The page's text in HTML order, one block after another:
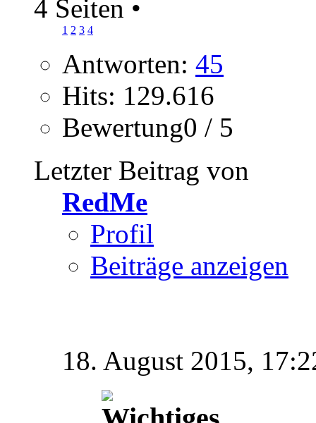
4 Seiten •
1 2 3 4
Antworten: 45
Hits: 129.616
Bewertung0 / 5
Letzter Beitrag von
RedMe
Profil
Beiträge anzeigen
18. August 2015,